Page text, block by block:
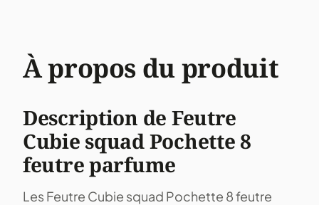
À propos du produit
Description de Feutre
Cubie squad Pochette 8
feutre parfume
Les Feutre Cubie squad Pochette 8 feutre